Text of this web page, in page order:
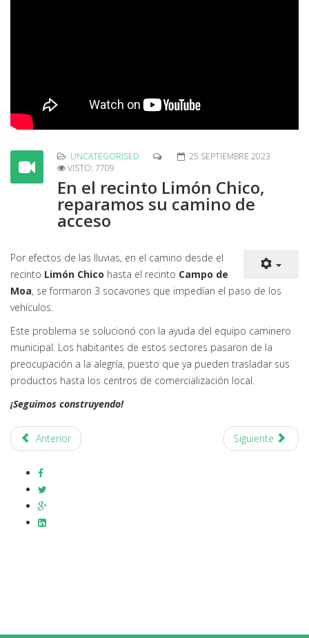
UNCATEGORISED
25 SEPTIEMBRE 2023
VISTO: 7709
En el recinto Limón Chico,
reparamos su camino de
acceso
Por efectos de las lluvias, en el camino desde el
recinto Limón Chico hasta el recinto Campo de
Moa, se formaron 3 socavones que impedían el paso de los
vehículos.
Este problema se solucionó con la ayuda del equipo caminero
municipal. Los habitantes de estos sectores pasaron de la
preocupación a la alegría, puesto que ya pueden trasladar sus
productos hasta los centros de comercialización local.
¡Seguimos construyendo!
Anterior Siguiente